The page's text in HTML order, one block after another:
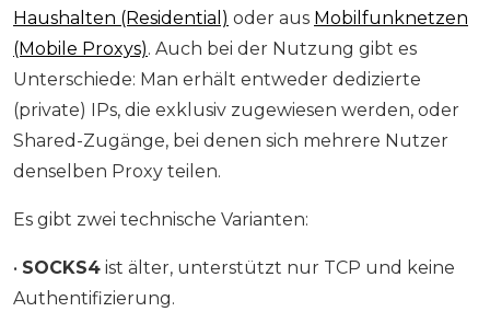
Haushalten (Residential) oder aus Mobilfunknetzen
(Mobile Proxys). Auch bei der Nutzung gibt es
Unterschiede: Man erhält entweder dedizierte
(private) IPs, die exklusiv zugewiesen werden, oder
Shared-Zugänge, bei denen sich mehrere Nutzer
denselben Proxy teilen.
Es gibt zwei technische Varianten:
• SOCKS4 ist älter, unterstützt nur TCP und keine
Authentifizierung.